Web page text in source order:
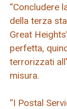
“Concludere
della terza
Great
perfetta,
terrorizzati
misura.
“I Postal